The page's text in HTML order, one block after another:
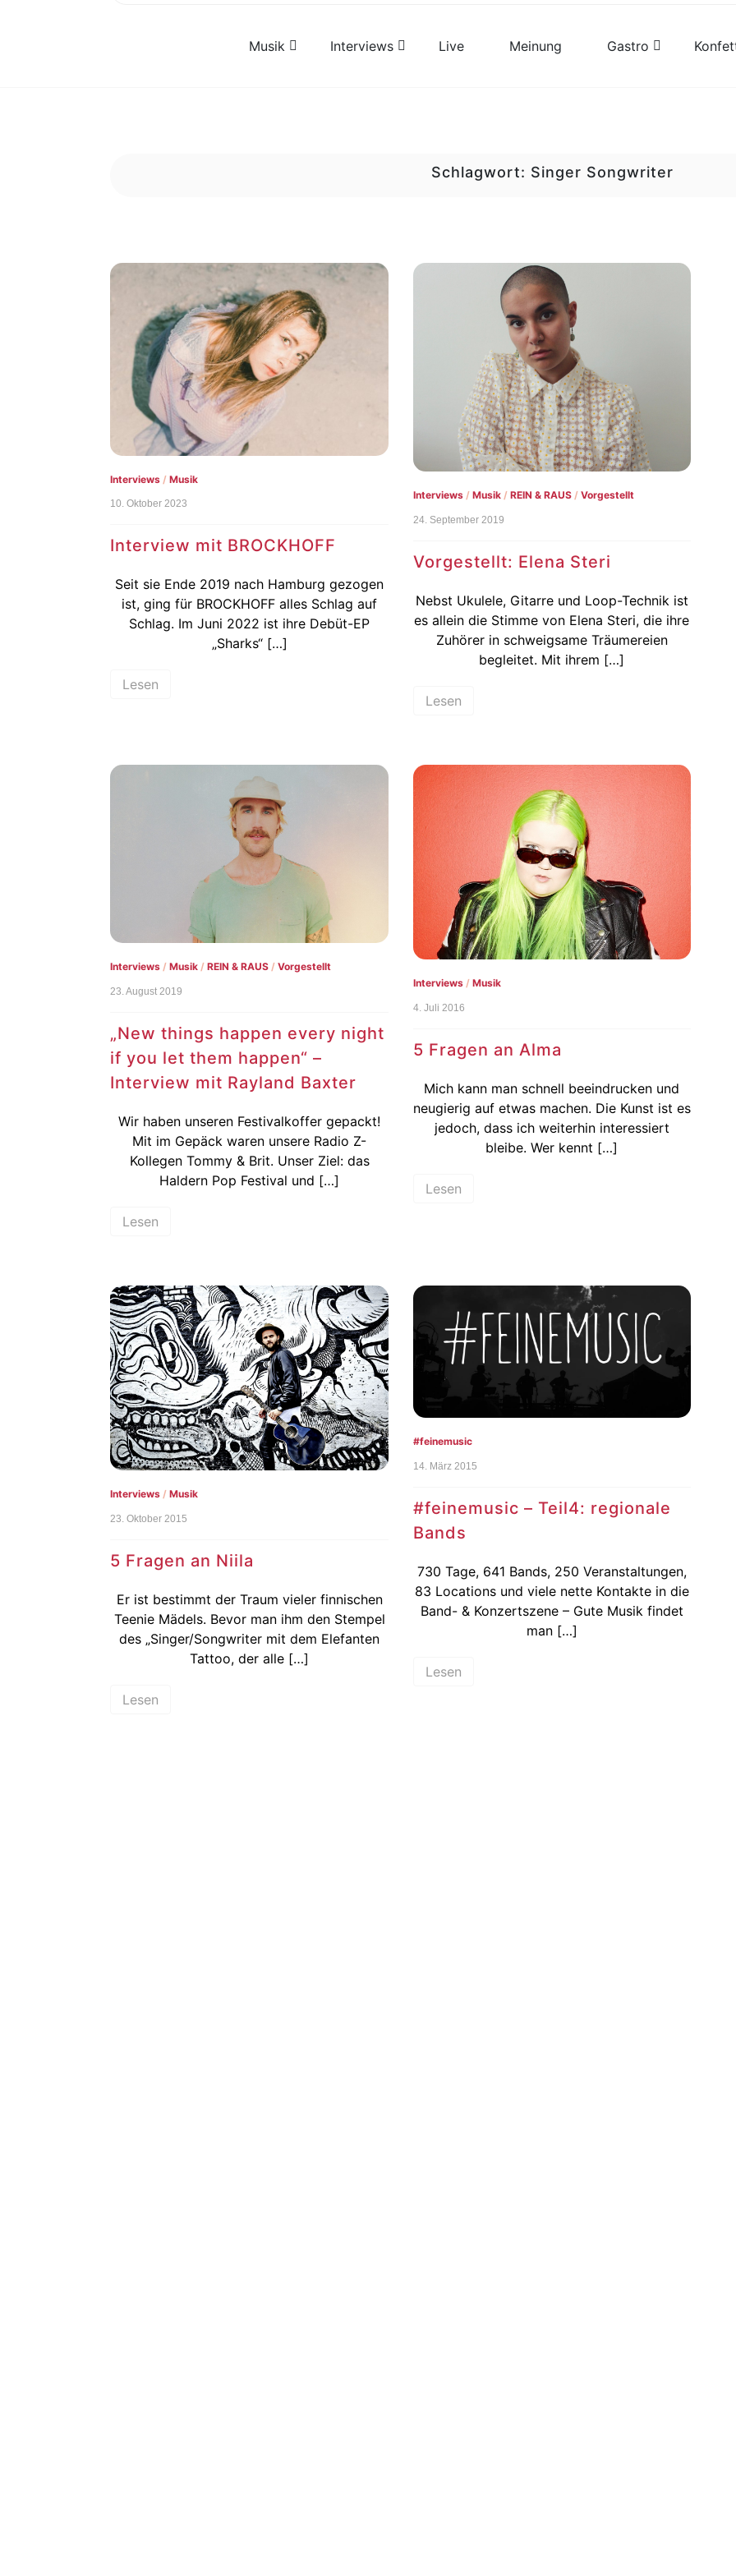
Musik Interviews Live Meinung Gastro
Schlagwort: Singer Songwriter
Interviews /Musik
10. Oktober 2023
Interview mit BROCKHOFF
Seit sie Ende 2019 nach Hamburg gezogen
ist, ging für BROCKHOFF alles Schlag auf
Schlag. Im Juni 2022 ist ihre Debüt-EP
„Sharks“ […]
Lesen
Interviews/ Musik/ REIN & RAUS/ Vorgestellt
24. September 2019
Vorgestellt: Elena Steri
Nebst Ukulele, Gitarre und Loop-Technik ist
es allein die Stimme von Elena Steri, die ihre
Zuhörer in schweigsame Träumereien
begleitet. Mit ihrem […]
Lesen
Interviews /Musik /REIN & RAUS /Vorgestellt
23. August 2019
„New things happen every night
if you let them happen“ –
Interview mit Rayland Baxter
Wir haben unseren Festivalkoffer gepackt!
Mit im Gepäck waren unsere Radio Z-
Kollegen Tommy & Brit. Unser Ziel: das
Haldern Pop Festival und […]
Lesen
Interviews/ Musik
4. Juli 2016
5 Fragen an Alma
Mich kann man schnell beeindrucken und
neugierig auf etwas machen. Die Kunst ist es
jedoch, dass ich weiterhin interessiert
bleibe. Wer kennt […]
Lesen
Interviews /Musik
23. Oktober 2015
5 Fragen an Niila
Er ist bestimmt der Traum vieler finnischen
Teenie Mädels. Bevor man ihm den Stempel
des „Singer/Songwriter mit dem Elefanten
Tattoo, der alle […]
Lesen
#‎feinemusic‬
14. März 2015
#feinemusic – Teil4: regionale
Bands
730 Tage, 641 Bands, 250 Veranstaltungen,
83 Locations und viele nette Kontakte in die
Band- & Konzertszene – Gute Musik findet
man […]
Lesen